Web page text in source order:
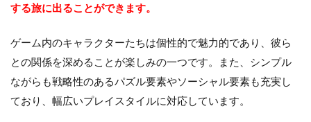
する旅に出ることができます。
ゲーム内のキャラクターたちは個性的で魅力的であり、彼ら
との関係を深めることが楽しみの一つです。また、シンプル
ながらも戦略性のあるパズル要素やソーシャル要素も充実し
ており、幅広いプレイスタイルに対応しています。